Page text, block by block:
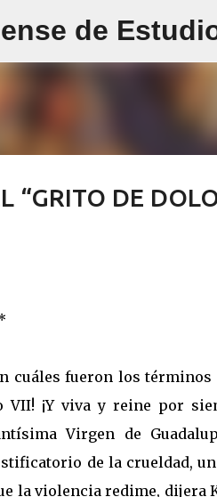
de
“GRITO DE
cuáles fueron los
VII! ¡Y viva y reine por
Virgen de
de la crueldad,
la violencia redime, dijera